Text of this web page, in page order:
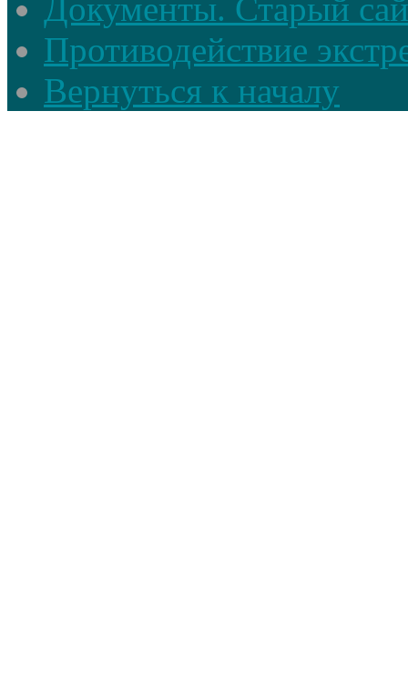
Документы. Старый
Противодействие
Вернуться к началу